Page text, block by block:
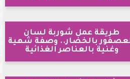
طريقة عمل شوربة لسان
بالخضار.. وصفة شهية
وغنية بالعناصر الغذائية